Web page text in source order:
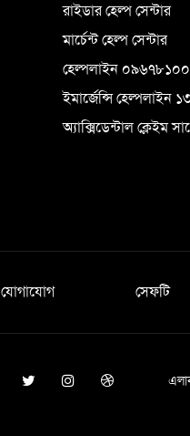
রাইডার হেল্প সেন্টার
মার্চেন্ট হেল্প সেন্টার
হেল্পলাইন
ইমার্জেন্সি হেল্পলাইন
অ্যাক্সিডেন্টাল ক্লেইম
যোগাযোগ সেফটি